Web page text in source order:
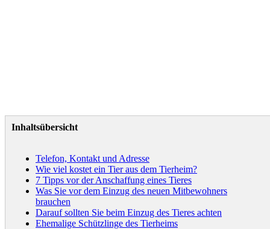
Inhaltsübersicht
Telefon, Kontakt und Adresse
Wie viel kostet ein Tier aus dem Tierheim?
7 Tipps vor der Anschaffung eines Tieres
Was Sie vor dem Einzug des neuen Mitbewohners
brauchen
Darauf sollten Sie beim Einzug des Tieres achten
Ehemalige Schützlinge des Tierheims